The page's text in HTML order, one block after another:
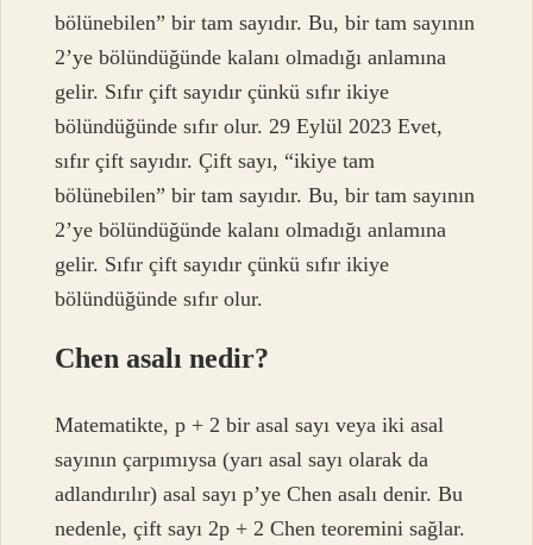
bölünebilen” bir tam sayıdır. Bu, bir tam sayının
2’ye bölündüğünde kalanı olmadığı anlamına
gelir. Sıfır çift sayıdır çünkü sıfır ikiye
bölündüğünde sıfır olur. 29 Eylül 2023 Evet,
sıfır çift sayıdır. Çift sayı, “ikiye tam
bölünebilen” bir tam sayıdır. Bu, bir tam sayının
2’ye bölündüğünde kalanı olmadığı anlamına
gelir. Sıfır çift sayıdır çünkü sıfır ikiye
bölündüğünde sıfır olur.
Chen asalı nedir?
Matematikte, p + 2 bir asal sayı veya iki asal
sayının çarpımıysa (yarı asal sayı olarak da
adlandırılır) asal sayı p’ye Chen asalı denir. Bu
nedenle, çift sayı 2p + 2 Chen teoremini sağlar.